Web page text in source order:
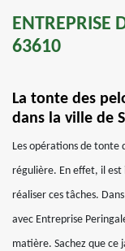
ENTREPRISE
63610
La tonte des
dans la ville de
Les opérations de tonte
régulière. En effet, il est
réaliser ces tâches.
avec Entreprise
matière. Sachez que ce